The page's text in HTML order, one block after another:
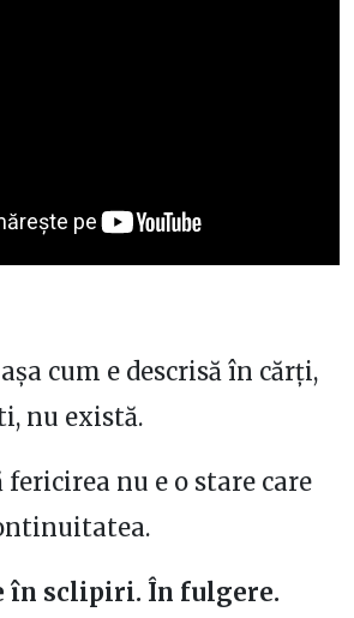
cum e descrisă în cărți,
nu există.
nu e o stare care
în sclipiri. În fulgere.